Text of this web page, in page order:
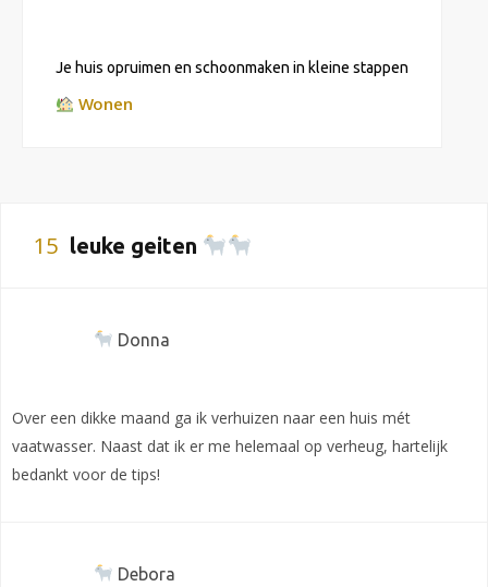
Je huis opruimen en schoonmaken in kleine stappen
Wonen
15 leuke geiten
Donna
Over een dikke maand ga ik verhuizen naar een huis mét
vaatwasser. Naast dat ik er me helemaal op verheug, hartelijk
bedankt voor de tips!
Debora